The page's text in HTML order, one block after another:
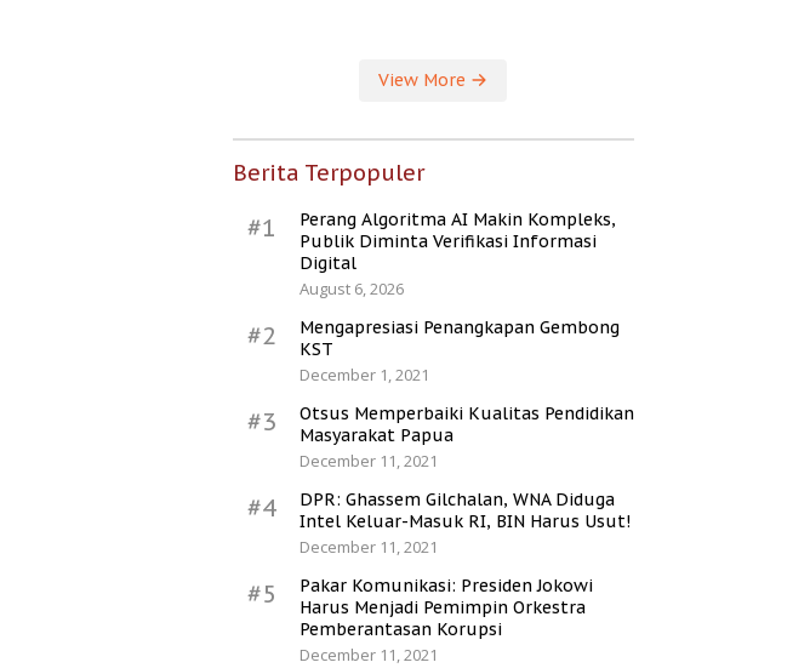
View More
Berita Terpopuler
#1
Perang Algoritma AI Makin Kompleks,
Publik Diminta Verifikasi Informasi
Digital
August 6, 2026
#2
Mengapresiasi Penangkapan Gembong
KST
December 1, 2021
#3
Otsus Memperbaiki Kualitas Pendidikan
Masyarakat Papua
December 11, 2021
#4
DPR: Ghassem Gilchalan, WNA Diduga
Intel Keluar-Masuk RI, BIN Harus Usut!
December 11, 2021
#5
Pakar Komunikasi: Presiden Jokowi
Harus Menjadi Pemimpin Orkestra
Pemberantasan Korupsi
December 11, 2021